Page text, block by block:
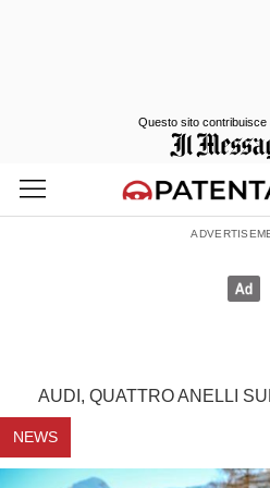
AUDI, QUATTRO ANELLI
NEWS
Questo sito contribuisce